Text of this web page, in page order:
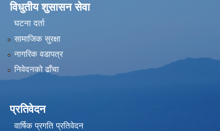
विधुतीय शुसासन सेवा
घटना दर्ता
सामाजिक सुरक्षा
नागरिक वडापत्र
निवेदनको ढाँचा
प्रतिवेदन
वार्षिक प्रगति प्रतिवेदन